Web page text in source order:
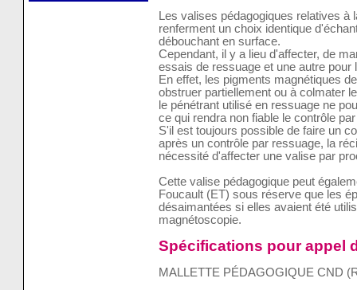
Les valises pédagogiques relatives
renferment un choix identique
débouchant en surface.
Cependant, il y a lieu d'affecter, de
essais de ressuage et une autre
En effet, les pigments magnétiques
obstruer partiellement ou à colmater
le pénétrant utilisé en ressuage ne
ce qui rendra non fiable le contrôle
S'il est toujours possible de faire un
après un contrôle par ressuage, la
nécessité d'affecter une valise par
Cette valise pédagogique peut
Foucault (ET) sous réserve que les
désaimantées si elles avaient été
magnétoscopie.
Spécifications pour appel
MALLETTE PÉDAGOGIQUE CND